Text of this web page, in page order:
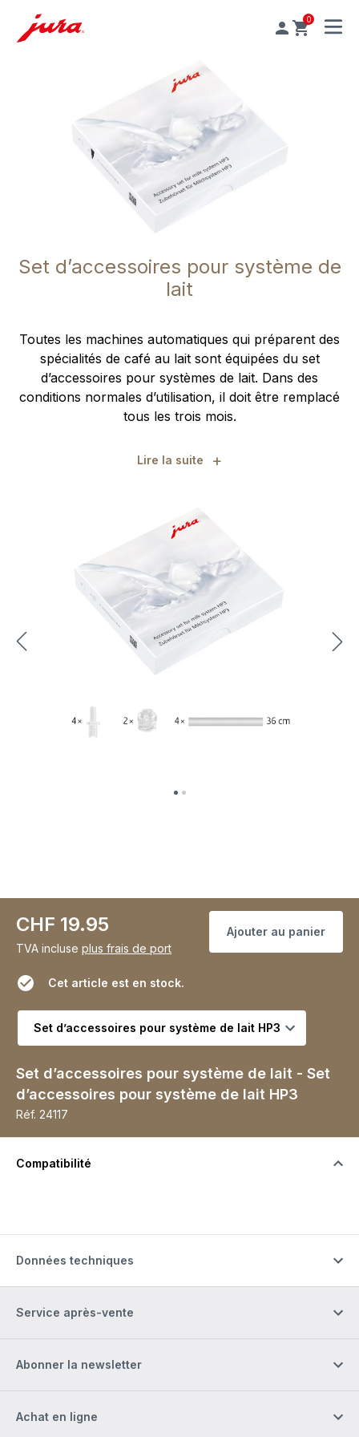
0
MENU
Set d’accessoires pour système de
lait
Toutes les machines automatiques qui préparent des
spécialités de café au lait sont équipées du set
d’accessoires pour systèmes de lait. Dans des
conditions normales d’utilisation, il doit être remplacé
tous les trois mois.
Lire la suite +
CHF 19.95
TVA incluse plus frais de port
Ajouter au panier
Cet article est en stock.
Choisir la variante
Set d’accessoires pour système de lait - Set
d’accessoires pour système de lait HP3
Réf. 24117
Compatibilité
Données techniques
Service après-vente
Abonner la newsletter
Achat en ligne